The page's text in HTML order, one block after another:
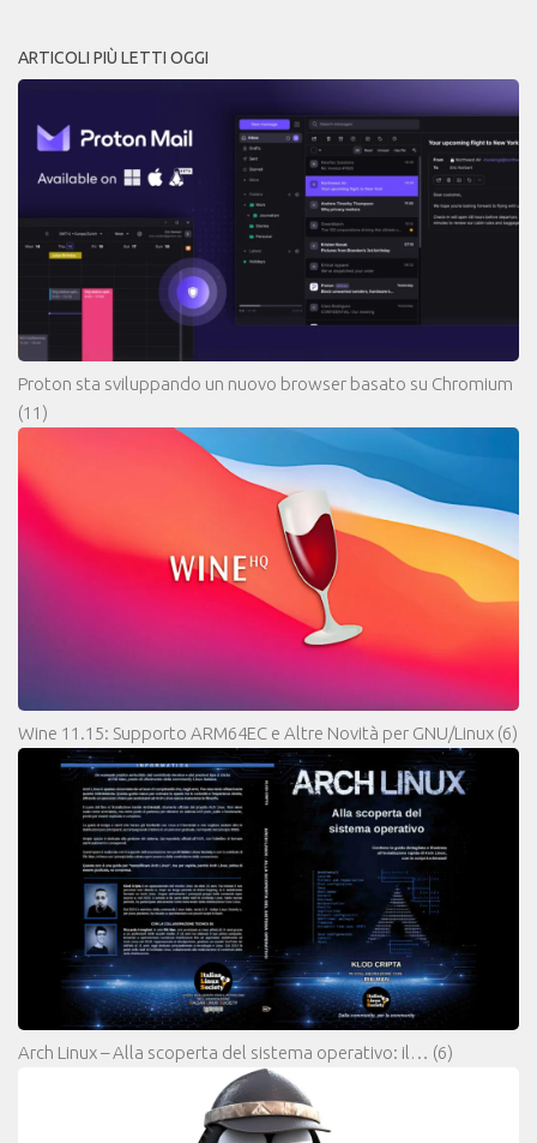
ARTICOLI PIÙ LETTI OGGI
Proton sta sviluppando un nuovo browser basato su Chromium
(11)
Wine 11.15: Supporto ARM64EC e Altre Novità per GNU/Linux (6)
Arch Linux – Alla scoperta del sistema operativo: il… (6)